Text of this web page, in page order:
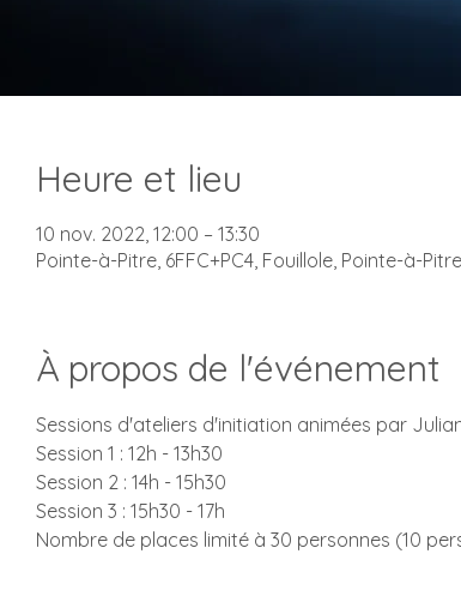
Heure et lieu
10 nov. 2022, 12:00 – 13:30
Pointe-à-Pitre, 6FFC+PC4, Fouillole, Pointe-à-
À propos de l'événement
Sessions d'ateliers d'initiation animées par
Session 1 : 12h - 13h30
Session 2 : 14h - 15h30
Session 3 : 15h30 - 17h
Nombre de places limité à 30 personnes (10